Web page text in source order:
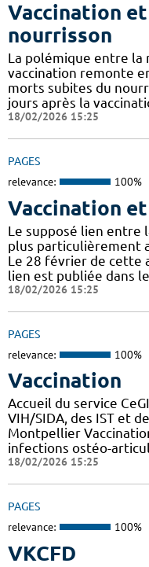
Vaccination
nourrisson
La polémique entre la
vaccination remonte
morts subites du
jours après la
18/02/2026 15:25
PAGES
relevance: 100%
Vaccination
Le supposé lien entre
plus particulièrement
Le 28 février de cette
lien est publiée dans
18/02/2026 15:25
PAGES
relevance: 100%
Vaccination
Accueil du service
VIH/SIDA, des IST et
Montpellier
infections ostéo-
18/02/2026 15:25
PAGES
relevance: 100%
VKCFD